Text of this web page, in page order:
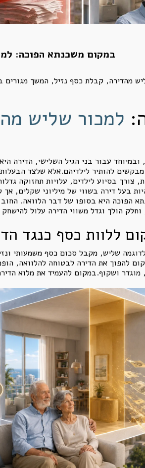
במקום משכנתא הפוכה:
מהדירה, קבלת כסף נזיל, המשך מגורים
למכור שליש
עבור בני הגיל השלישי, הדירה
להותיר לילדיהם.אלא שלצד
צורך בסיוע לילדים, עלויות תחזוקה
בעל דירה בשווי של מיליוני שקלים,
הפוכה היא בסופו של דבר הלוואה.
ללוות כסף כנגד
שליש, מקבל סכום כסף משמעותי
להפוך את הדירה לבטוחה להלוואה,